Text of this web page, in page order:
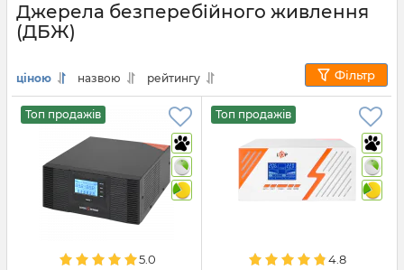
Джерела безперебійного живлення
(ДБЖ)
ціною назвою рейтингу Фільтр
Топ продажів
5.0
Топ продажів
4.8